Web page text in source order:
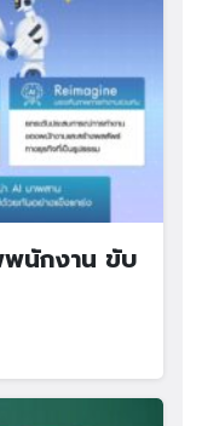
นักงาน ขับ